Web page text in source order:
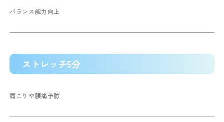
バランス能力向上
ストレッチ5分
肩こりや腰痛予防